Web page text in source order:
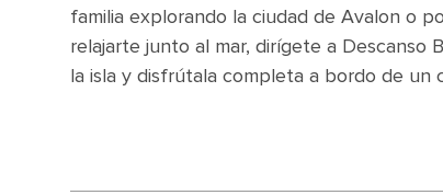
familia explorando la ciudad de Avalon o
relajarte junto al mar, dirígete a Descanso
la isla y disfrútala completa a bordo de un